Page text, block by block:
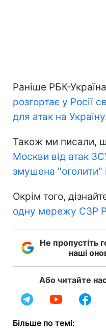
Раніше РБК-
розгортає у Росії
для атак на Україну
Також ми писали,
Москви від атак
змушена "оголити"
Окрім того,
одну мережу СЗР
Не пропустіть
наші
Або читайте
Більше по темі: